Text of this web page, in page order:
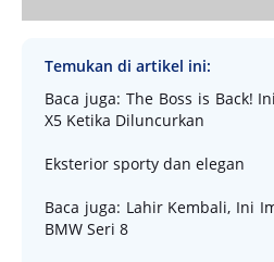
Temukan di artikel ini:
Baca juga: The Boss is Back!
X5 Ketika Diluncurkan
Eksterior sporty dan elegan
Baca juga: Lahir Kembali, Ini
BMW Seri 8